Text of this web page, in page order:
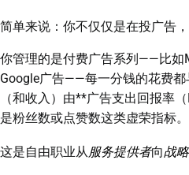
简单来说：你不仅仅是在投广告
你管理的是付费广告系列——比如
Google广告——每一分钱的花费
（和收入）由**广告支出回报率
是粉丝数或点赞数这类虚荣指标。
这是自由职业从服务提供者向战